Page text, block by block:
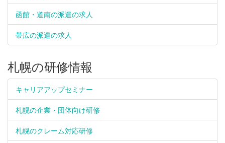
函館・道南の派遣の求人
帯広の派遣の求人
札幌の研修情報
キャリアアップセミナー
札幌の企業・団体向け研修
札幌のクレーム対応研修